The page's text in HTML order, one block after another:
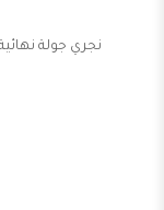
نجري جولة